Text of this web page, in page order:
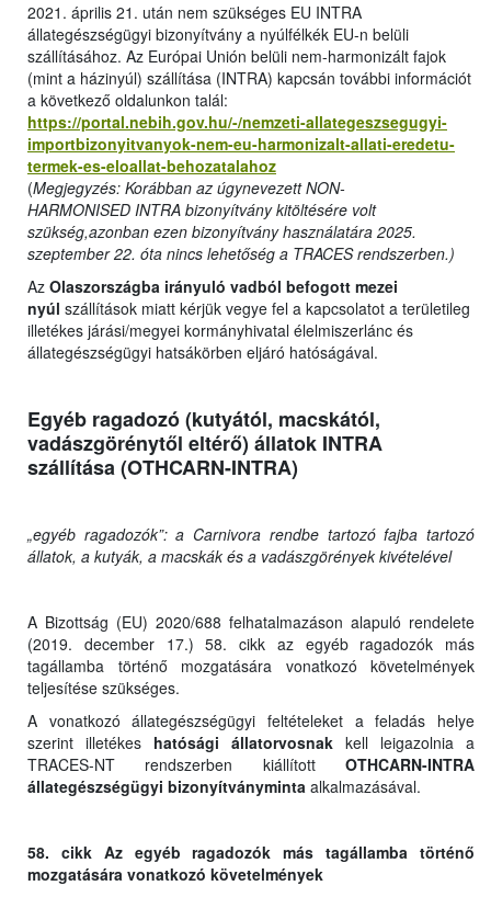
2021. április 21. után nem szükséges EU INTRA
állategészségügyi bizonyítvány a nyúlfélkék EU-n belüli
szállításához. Az Európai Unión belüli nem-harmonizált fajok
(mint a házinyúl) szállítása (INTRA) kapcsán további információt
a következő oldalunkon talál:
https://portal.nebih.gov.hu/-/nemzeti-allategeszsegugyi-
importbizonyitvanyok-nem-eu-harmonizalt-allati-eredetu-
termek-es-eloallat-behozatalahoz
(Megjegyzés: Korábban az úgynevezett NON-
HARMONISED INTRA bizonyítvány kitöltésére volt
szükség,azonban ezen bizonyítvány használatára 2025.
szeptember 22. óta nincs lehetőség a TRACES rendszerben.)
Az Olaszországba irányuló vadból befogott mezei
nyúl szállítások miatt kérjük vegye fel a kapcsolatot a területileg
illetékes járási/megyei kormányhivatal élelmiszerlánc és
állategészségügyi hatsákörben eljáró hatóságával.
Egyéb ragadozó (kutyától, macskától,
vadászgörénytől eltérő) állatok INTRA
szállítása (OTHCARN-INTRA)
„egyéb ragadozók”: a Carnivora rendbe tartozó fajba tartozó
állatok, a kutyák, a macskák és a vadászgörények kivételével
A Bizottság (EU) 2020/688 felhatalmazáson alapuló rendelete
(2019. december 17.) 58. cikk az egyéb ragadozók más
tagállamba történő mozgatására vonatkozó követelmények
teljesítése szükséges.
A vonatkozó állategészségügyi feltételeket a feladás helye
szerint illetékes hatósági állatorvosnak kell leigazolnia a
TRACES-NT rendszerben kiállított OTHCARN-INTRA
állategészségügyi bizonyítványminta alkalmazásával.
58. cikk Az egyéb ragadozók más tagállamba történő
mozgatására vonatkozó követelmények